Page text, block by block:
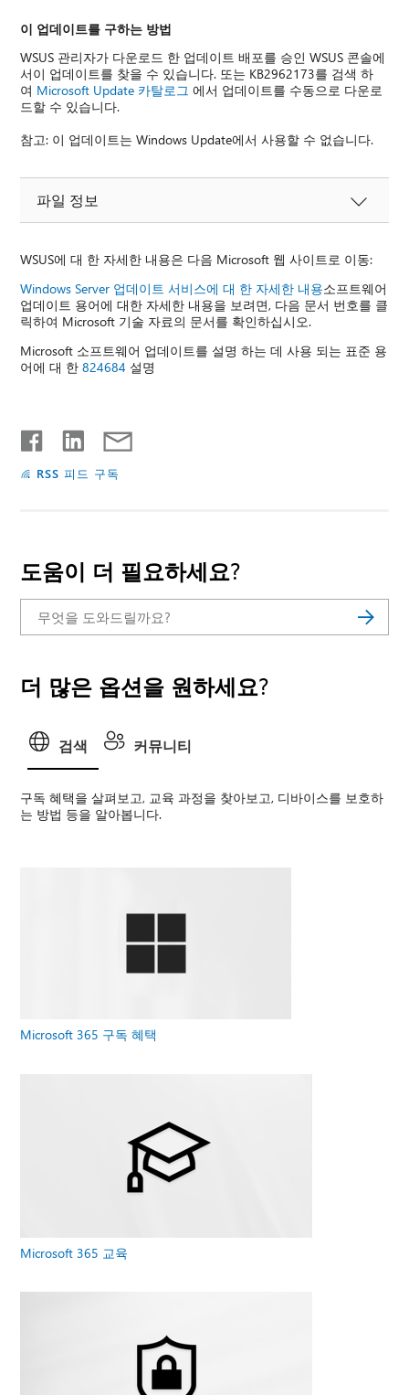
이 업데이트를 구하는 방법
WSUS 관리자가 다운로드 한 업데이트 배포를 승인 WSUS 콘솔에
서이 업데이트를 찾을 수 있습니다. 또는 KB2962173를 검색 하
여 Microsoft Update 카탈로그 에서 업데이트를 수동으로 다운로
드할 수 있습니다.
참고: 이 업데이트는 Windows Update에서 사용할 수 없습니다.
파일 정보
WSUS에 대 한 자세한 내용은 다음 Microsoft 웹 사이트로 이동:
Windows Server 업데이트 서비스에 대 한 자세한 내용소프트웨어
업데이트 용어에 대한 자세한 내용을 보려면, 다음 문서 번호를 클
릭하여 Microsoft 기술 자료의 문서를 확인하십시오.
Microsoft 소프트웨어 업데이트를 설명 하는 데 사용 되는 표준 용
어에 대 한824684 설명
RSS 피드 구독
도움이 더 필요하세요?
더 많은 옵션을 원하세요?
검색 커뮤니티
구독 혜택을 살펴보고, 교육 과정을 찾아보고, 디바이스를 보호하
는 방법 등을 알아봅니다.
Microsoft 365 구독 혜택
Microsoft 365 교육